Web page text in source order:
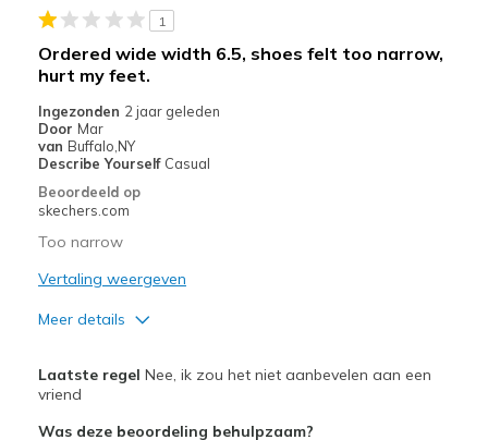
View On Shoes
Shoes are for Wearing
1
Ordered wide width 6.5, shoes felt too narrow,
hurt my feet.
Ingezonden 2 jaar geleden
Door Mar
van Buffalo,NY
Describe Yourself Casual
Beoordeeld op
skechers.com
Too narrow
Vertaling weergeven
Meer details
Attractive Design
Stylish
Laatste regel Nee, ik zou het niet aanbevelen aan een
vriend
Was deze beoordeling behulpzaam?